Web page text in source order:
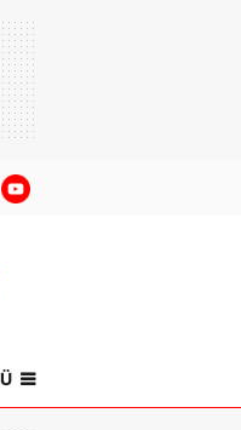
Manşetleri